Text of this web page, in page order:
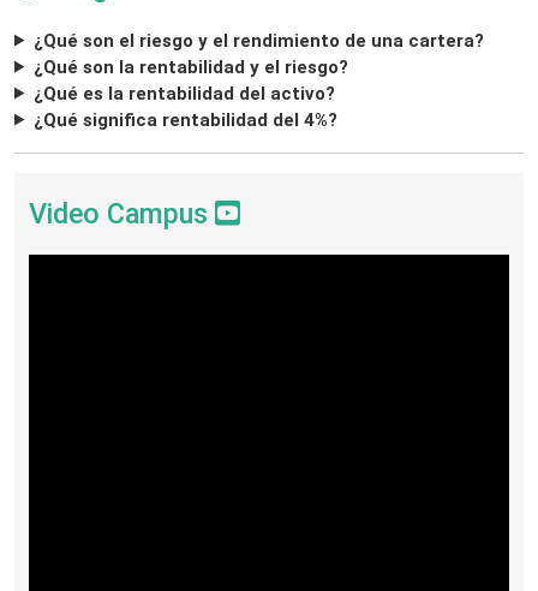
¿Qué son el riesgo y el rendimiento de una cartera?
¿Qué son la rentabilidad y el riesgo?
¿Qué es la rentabilidad del activo?
¿Qué significa rentabilidad del 4%?
Video Campus